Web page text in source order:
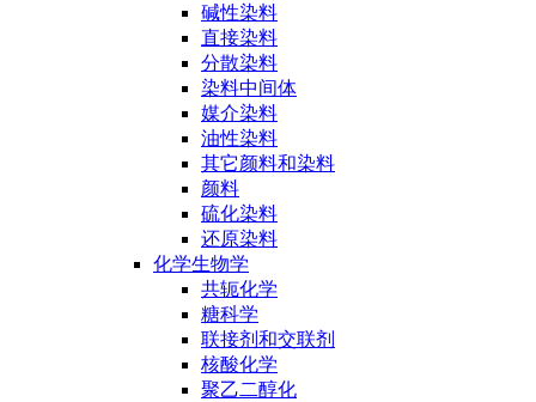
碱性染料
直接染料
分散染料
染料中间体
媒介染料
油性染料
其它颜料和染料
颜料
硫化染料
还原染料
化学生物学
共轭化学
糖科学
联接剂和交联剂
核酸化学
聚乙二醇化